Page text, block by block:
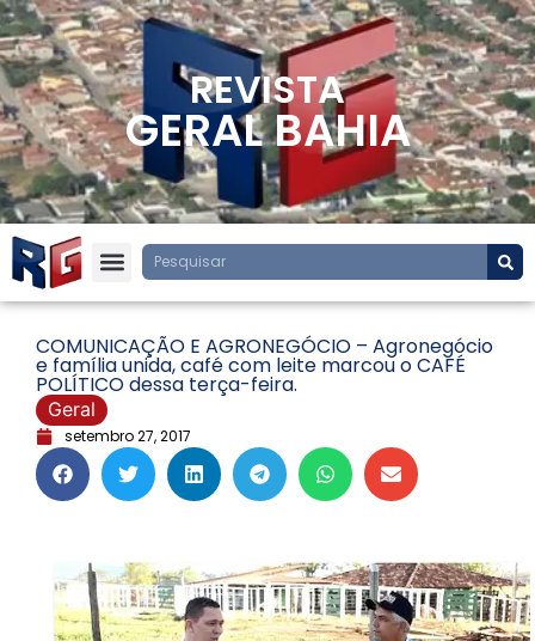
REVISTA
GERAL BAHIA
COMUNICAÇÃO E AGRONEGÓCIO – Agronegócio
e família unida, café com leite marcou o CAFÉ
POLÍTICO dessa terça-feira.
Geral
setembro 27, 2017